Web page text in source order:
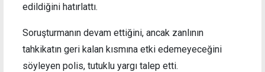
edildiğini hatırlattı.
Soruşturmanın devam ettiğini, ancak zanlının
tahkikatın geri kalan kısmına etki edemeyeceğini
söyleyen polis, tutuklu yargı talep etti.